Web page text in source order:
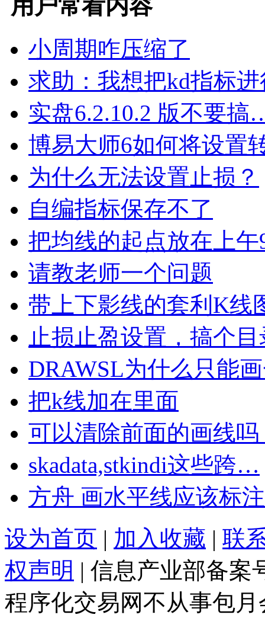
用户常看内容
小周期咋压缩了
求助：我想把kd指标
实盘6.2.10.2 版不要搞
博易大师6如何将设置
为什么无法设置止损？
自编指标保存不了
把均线的起点放在上
请教老师一个问题
带上下影线的套利K线
止损止盈设置，搞个
DRAWSL为什么只能
把k线加在里面
可以清除前面的画线吗
skadata,stkindi这些跨…
方舟 画水平线应该标
设为首页 | 加入收藏 | 联
权声明 | 信息产业部备案
程序化交易网不从事包